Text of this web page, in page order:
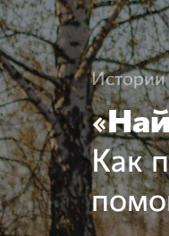
Истории
Как